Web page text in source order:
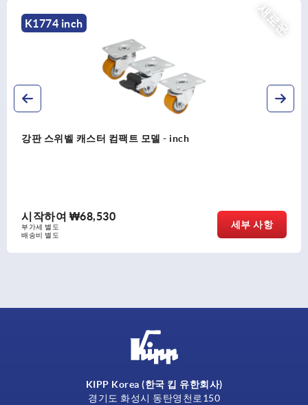
새로운
K2594 inch
강판 스위벨 및 고정 캐스터, 폴리우레탄 엘라스토머 트레드,
시작하여 ₩535,630
부가세 별도
배송비 별도
세부 사항
KIPP Korea (한국 킵 유한회사)
경기도 화성시 동탄영천로150